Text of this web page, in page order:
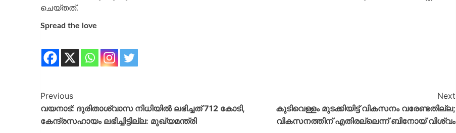
ചെയ്തത്.
Spread the love
Previous
വയനാട്: ദുരിതാശ്വാസ നിധിയില്‍ ലഭിച്ചത് 712 കോടി,
കേന്ദ്രസഹായം ലഭിച്ചിട്ടില്ല: മുഖ്യമന്ത്രി
Next
കുടിവെള്ളം മുടക്കിയിട്ട് വികസനം വരേണ്ടതില്ല;
വികസനത്തിന് എതിരല്ലെന്ന് ബിനോയ് വിശ്വം